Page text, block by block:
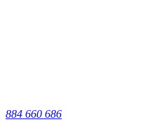
884 660 686